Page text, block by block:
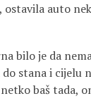
ostavila auto
bilo je da
do stana i
baš tada,